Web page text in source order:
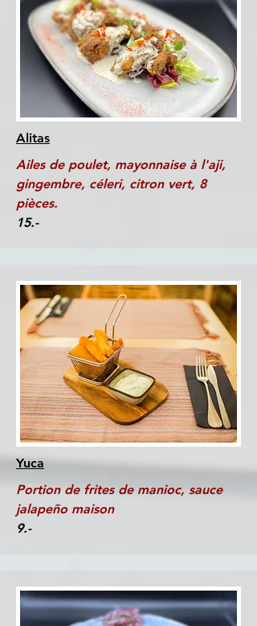
Alitas
Ailes de poulet, mayonnaise à l'aji,
gingembre, céleri, citron vert, 8
pièces.
15.-
Yuca
Portion de frites de manioc, sauce
jalapeño maison
9.-